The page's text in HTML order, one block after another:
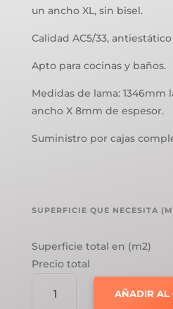
un ancho XL, sin bisel.
Calidad AC5/33, antiestático
Apto para cocinas y baños.
Medidas de lama: 1346mm
ancho X 8mm de espesor.
Suministro por cajas
SUPERFICIE QUE NECESITA
Superficie total en (m2)
Precio total
TEMPO
AÑADIR AL